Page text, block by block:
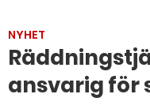
NYHET
ansvarig för